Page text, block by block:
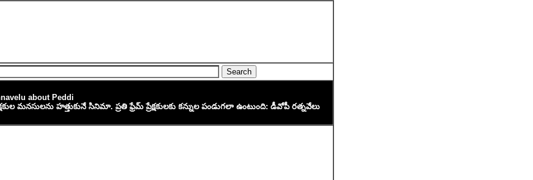
about Peddi
మనసులను హత్తుకునే సినిమా. ప్రతి ఫ్రేమ్ ప్రేక్షకులకు కన్నుల పండుగలా ఉంటుంది: డీవోపీ రత్నవేలు